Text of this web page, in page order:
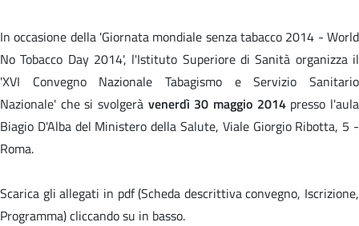
In occasione della 'Giornata mondiale senza tabacco 2014 - World
No Tobacco Day 2014', l'Istituto Superiore di Sanità organizza il
'XVI Convegno Nazionale Tabagismo e Servizio Sanitario
Nazionale' che si svolgerà venerdì 30 maggio 2014presso l'aula
Biagio D'Alba del Ministero della Salute, Viale Giorgio Ribotta, 5 -
Roma.
Scarica gli allegati in pdf (Scheda descrittiva convegno, Iscrizione,
Programma) cliccando su in basso.